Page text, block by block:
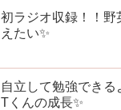
初ラジオ収録！！野
えたい✨
自立して勉強できる
Tくんの成長✨